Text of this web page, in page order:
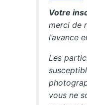
Votre
merci de
l’avance
Les
vous ne